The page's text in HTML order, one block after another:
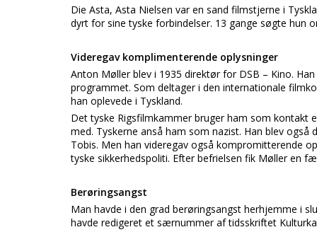
Die Asta, Asta Nielsen var en sand filmstjerne i
dyrt for sine tyske forbindelser. 13 gange søgte hun
Videregav komplimenterende oplysninger
Anton Møller blev i 1935 direktør for DSB – Kino.
programmet. Som deltager i den internationale
han oplevede i Tyskland.
Det tyske Rigsfilmkammer bruger ham som kontakt
med. Tyskerne anså ham som nazist. Han blev
Tobis. Men han videregav også kompromitterende
tyske sikkerhedspoliti. Efter befrielsen fik Møller en
Berøringsangst
Man havde i den grad berøringsangst herhjemme i
havde redigeret et særnummer af tidsskriftet